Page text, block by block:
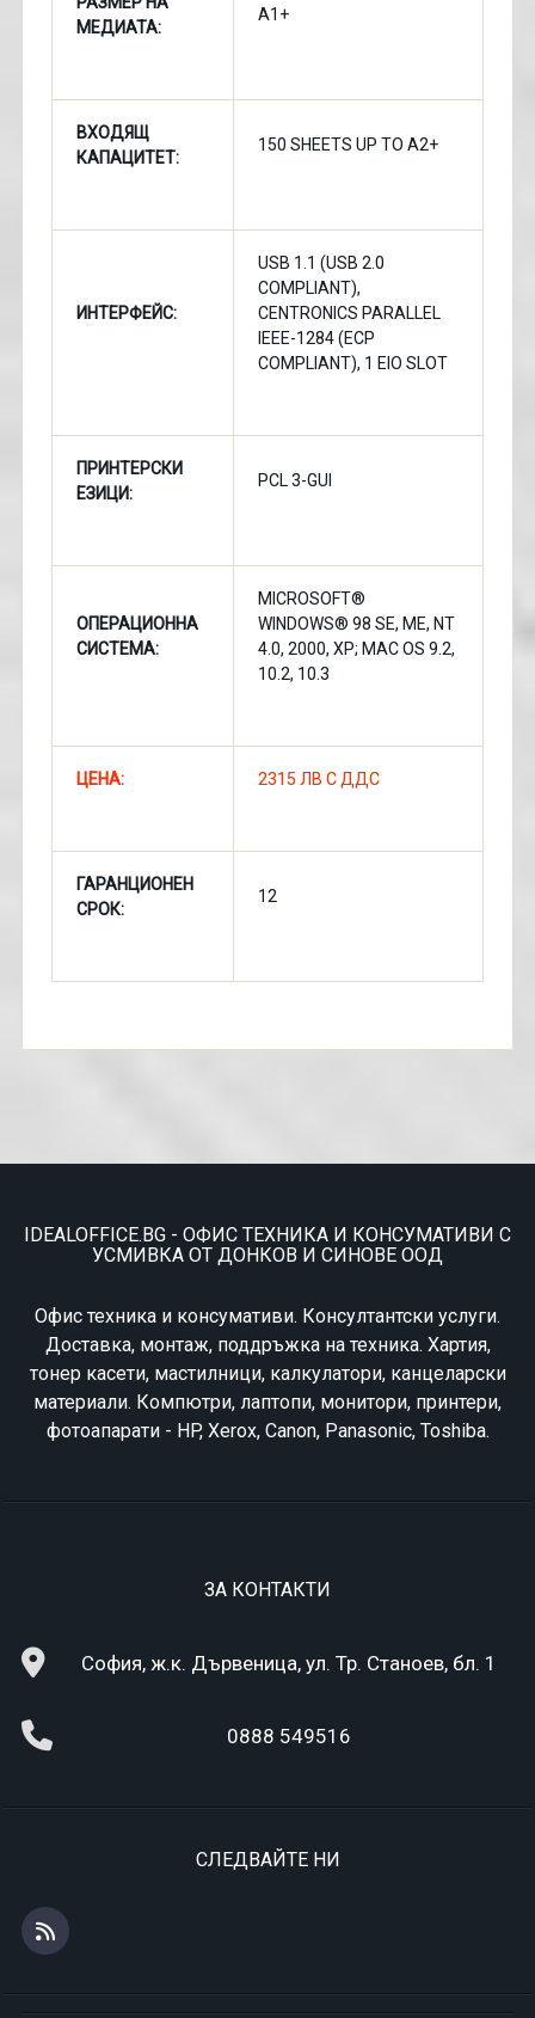
МЕДИАТА:
A1+
ВХОДЯЩ
КАПАЦИТЕТ:
150 SHEETS UP TO A2+
ИНТЕРФЕЙС:
USB 1.1 (USB 2.0
COMPLIANT),
CENTRONICS PARALLEL
IEEE-1284 (ECP
COMPLIANT), 1 EIO SLOT
ПРИНТЕРСКИ
ЕЗИЦИ:
PCL 3-GUI
ОПЕРАЦИОННА
СИСТЕМА:
MICROSOFT®
WINDOWS® 98 SE, ME, NT
4.0, 2000, XP; MAC OS 9.2,
10.2, 10.3
ЦЕНА: 2315 ЛВ С ДДС
ГАРАНЦИОНЕН
СРОК:
12
IDEALOFFICE.BG - ОФИС ТЕХНИКА И КОНСУМАТИВИ С
УСМИВКА ОТ ДОНКОВ И СИНОВЕ ООД
Офис техника и консумативи. Консултантски услуги.
Доставка, монтаж, поддръжка на техника. Хартия,
тонер касети, мастилници, калкулатори, канцеларски
материали. Компютри, лаптопи, монитори, принтери,
фотоапарати - HP, Xerox, Canon, Panasonic, Toshiba.
ЗА КОНТАКТИ
София, ж.к. Дървеница, ул. Тр. Станоев, бл. 1
0888 549516
СЛЕДВАЙТЕ НИ